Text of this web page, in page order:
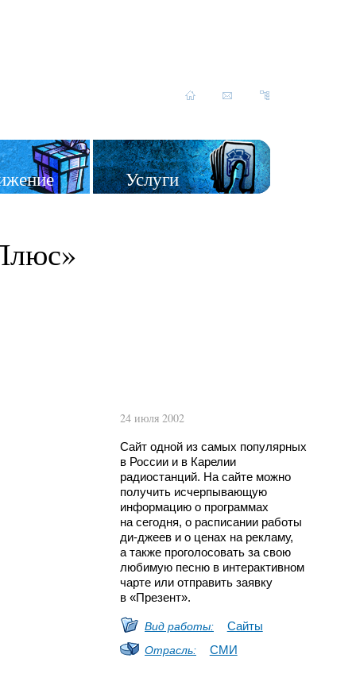
Услуги
24 июля 2002
Сайт одной из самых популярных
в России и в Карелии
радиостанций. На сайте можно
получить исчерпывающую
информацию о программах
на сегодня, о расписании работы
ди-джеев и о ценах на рекламу,
а также проголосовать за свою
любимую песню в интерактивном
чарте или отправить заявку
в «Презент».
Вид работы: Сайты
Отрасль: СМИ